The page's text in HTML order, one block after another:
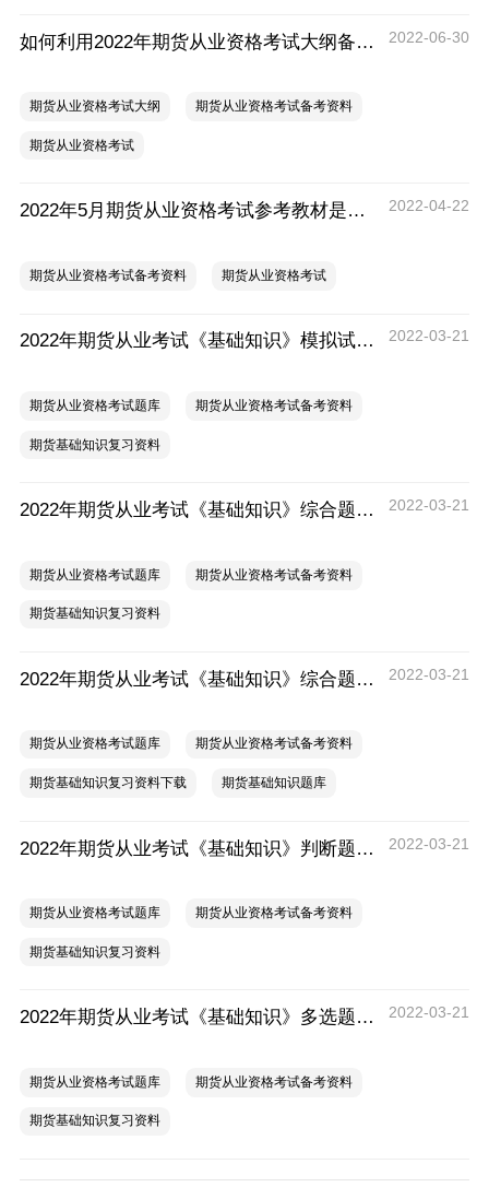
如何利用2022年期货从业资格考试大纲备考？ 2022-06-30
期货从业资格考试大纲 期货从业资格考试备考资料
期货从业资格考试
2022年5月期货从业资格考试参考教材是什么 2022-04-22
期货从业资格考试备考资料 期货从业资格考试
2022年期货从业考试《基础知识》模拟试题汇总 2022-03-21
期货从业资格考试题库 期货从业资格考试备考资料
期货基础知识复习资料
2022年期货从业考试《基础知识》综合题练习汇总 2022-03-21
期货从业资格考试题库 期货从业资格考试备考资料
期货基础知识复习资料
2022年期货从业考试《基础知识》综合题练习（四） 2022-03-21
期货从业资格考试题库 期货从业资格考试备考资料
期货基础知识复习资料下载 期货基础知识题库
2022年期货从业考试《基础知识》判断题练习汇总 2022-03-21
期货从业资格考试题库 期货从业资格考试备考资料
期货基础知识复习资料
2022年期货从业考试《基础知识》多选题练习汇总 2022-03-21
期货从业资格考试题库 期货从业资格考试备考资料
期货基础知识复习资料